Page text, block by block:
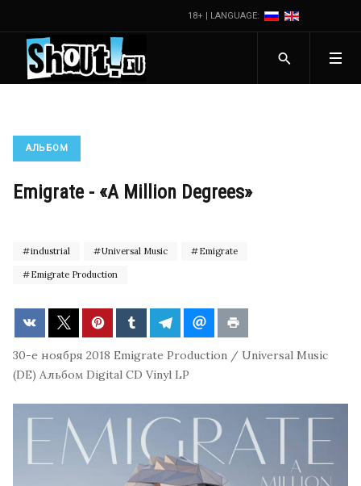
18+ | LANGUAGE:
АЛЬБОМ
Emigrate - «A Million Degrees»
industrial Universal Music Emigrate
Emigrate Production
30-е ноября 2018 Emigrate Production / Universal Music
(DE) Альбом Digital CD Vinyl LP